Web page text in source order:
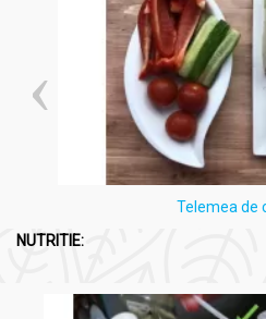
inlocuiasca un regim alimentar
viata sanatos.
A nu se folosi de către femeile
A nu se folosi la copii mai mici de
Administrare
Ulei esential menta dulce
Administrarea interna a uleiurilor
picătură pe pâine, care va fi ţinută
Telemea de
NUTRITIE: